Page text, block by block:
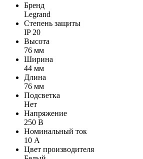
Бренд
Legrand
Степень защиты
IP 20
Высота
76 мм
Ширина
44 мм
Длина
76 мм
Подсветка
Нет
Напряжение
250 В
Номинальный ток
10 А
Цвет производителя